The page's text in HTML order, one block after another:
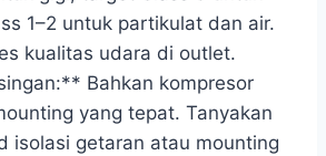
1–2 untuk partikulat dan air.
kualitas udara di outlet.
Bahkan kompresor
yang tepat. Tanyakan
isolasi getaran atau mounting